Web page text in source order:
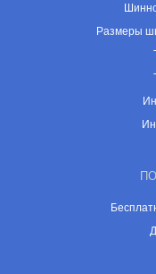
Размеры